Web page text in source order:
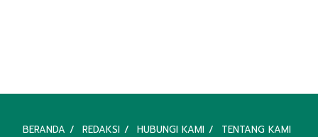
BERANDA REDAKSI HUBUNGI KAMI TENTANG KAMI